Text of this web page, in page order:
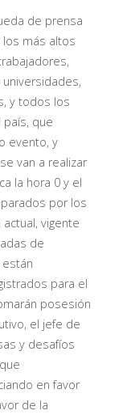
de prensa
los más altos
y todos los
que
evento, y
van a realizar
la hora 0 y el
por los
vigente
de
para el
posesión
el jefe de
y desafíos
en favor
de la